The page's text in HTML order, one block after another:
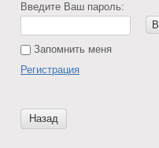
Введите Ваш пароль:
Запомнить меня
Регистрация
Назад